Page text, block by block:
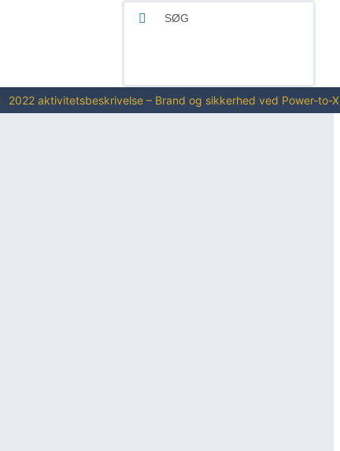
2022 aktivitetsbeskrivelse – Brand og sikkerhed ved Power-to-X